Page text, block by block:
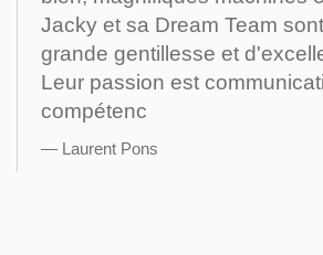
Jacky et sa Dream Team
grande gentillesse et
Leur passion est
compétenc
Laurent Pons